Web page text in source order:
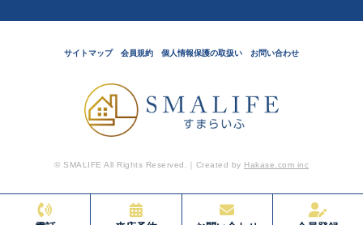
サイトマップ 会員規約 個人情報保護の取扱い お問い合わせ
© SMALIFE All Rights Reserved.｜Created by Hakase.com inc